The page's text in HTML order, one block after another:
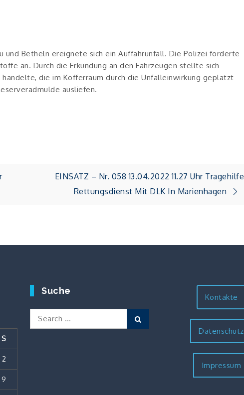
und Betheln ereignete sich ein Auffahrunfall. Die Polizei forderte
an. Durch die Erkundung an den Fahrzeugen stellte sich
handelte, die im Kofferraum durch die Unfalleinwirkung geplatzt
ausliefen.
EINSATZ – Nr. 058 13.04.2022 11.27 Uhr Tragehilfe
Rettungsdienst Mit DLK In Marienhagen
S
2
9
Suche
Search
Kontakte
Datenschutz
Impressum